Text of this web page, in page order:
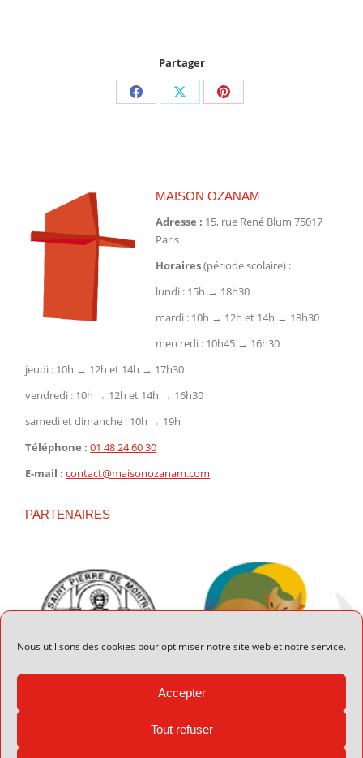
Nous utilisons des cookies pour optimiser notre site web et notre service.
Accepter
Tout refuser
Partager
PartagerPartagerPartager
MAISON OZANAM
Adresse : 15, rue René Blum 75017
Paris
Horaires(période scolaire) :
lundi : 15h → 18h30
mardi : 10h → 12h et 14h → 18h30
mercredi : 10h45 → 16h30
jeudi : 10h → 12h et 14h → 17h30
vendredi : 10h → 12h et 14h → 16h30
samedi et dimanche : 10h → 19h
Téléphone : 01 48 24 60 30
E-mail : contact@maisonozanam.com
PARTENAIRES